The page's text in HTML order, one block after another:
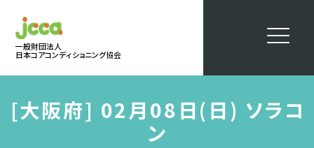
一般財団法人
日本コアコンディショニング協会
[大阪府] 02月08日(日) ソラコ
ン